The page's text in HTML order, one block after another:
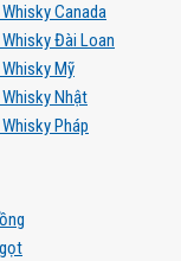
Canada
Đài Loan
Mỹ
Nhật
Pháp